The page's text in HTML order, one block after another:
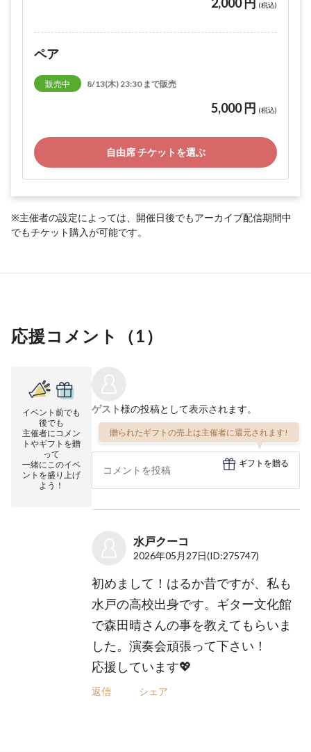
(税込)
ペア
販売中 8/13(木) 23:30 まで販売
5,000 円 (税込)
自由席 チケットを選ぶ
※主催者の設定によっては、開催日後でもアーカイブ配信期間中
でもチケット購入が可能です。
応援コメント（1）
イベント前でも
後でも
主催者にコメン
トやギフトを贈
って
一緒にこのイベ
ントを盛り上げ
よう！
ゲスト様の投稿として表示されます。
贈られたギフトの売上は主催者に還元されます!
ギフトを贈る
水戸クーコ
2026年05月27日(ID:275747)
初めまして！はるか昔ですが、私も
水戸の高校出身です。ギター文化館
で森田晴さんの事を教えてもらいま
した。演奏会頑張って下さい！
応援しています💖
返信 シェア